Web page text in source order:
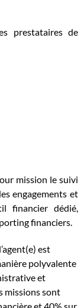
de
mission le suivi
engagements et
financier dédié,
financiers.
est
polyvalente
et
missions sont
et 40% sur